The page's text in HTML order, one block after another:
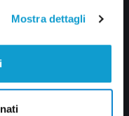
Mostra dettagli